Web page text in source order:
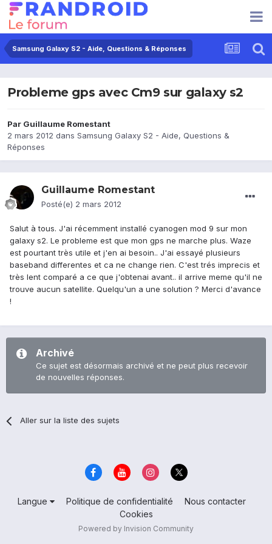
Samsung Galaxy S2 - Aide, Questions & Réponses
Probleme gps avec Cm9 sur galaxy s2
Par Guillaume Romestant
2 mars 2012 dans Samsung Galaxy S2 - Aide, Questions &
Réponses
Guillaume Romestant
Posté(e) 2 mars 2012
Salut à tous. J'ai récemment installé cyanogen mod 9 sur mon
galaxy s2. Le probleme est que mon gps ne marche plus. Waze
est pourtant très utile et j'en ai besoin.. J'ai essayé plusieurs
baseband differentes et ca ne change rien. C'est trés imprecis et
très lent comparé a ce que j'obtenai avant.. il arrive meme qu'il ne
trouve aucun satellite. Quelqu'un a une solution ? Merci d'avance
!
Archivé
Ce sujet est désormais archivé et ne peut plus recevoir
de nouvelles réponses.
Aller sur la liste des sujets
Langue Politique de confidentialité
Nous contacter
Cookies
Powered by Invision Community